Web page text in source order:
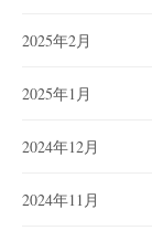
2025年2月
2025年1月
2024年12月
2024年11月